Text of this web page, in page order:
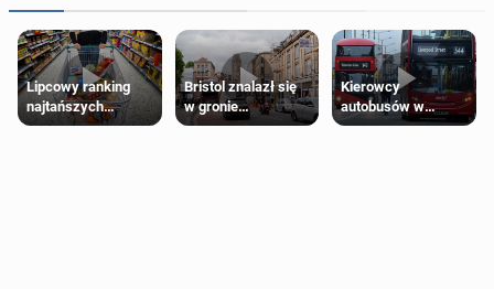
Lipcowy ranking
najtańszych
supermarketów
Bristol znalazł się
w gronie
najlepszych
Kierowcy
autobusów w
Londynie